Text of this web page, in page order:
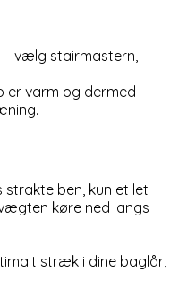
vælg stairmastern,
er varm og dermed
ben, kun et let
køre ned langs
stræk i dine baglår,